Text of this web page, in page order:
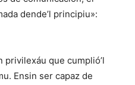
dende’l principiu»:
que cumplió’l
Ensin ser capaz de